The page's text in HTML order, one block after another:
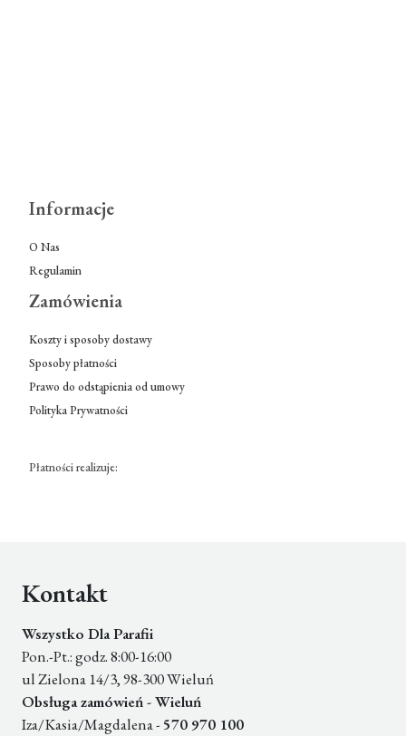
Informacje
O Nas
Regulamin
Zamówienia
Koszty i sposoby dostawy
Sposoby płatności
Prawo do odstąpienia od umowy
Polityka Prywatności
Płatności realizuje:
Kontakt
Wszystko Dla Parafii
Pon.-Pt.: godz. 8:00-16:00
ul Zielona 14/3, 98-300 Wieluń
Obsługa zamówień - Wieluń
Iza/Kasia/Magdalena - 570 970 100